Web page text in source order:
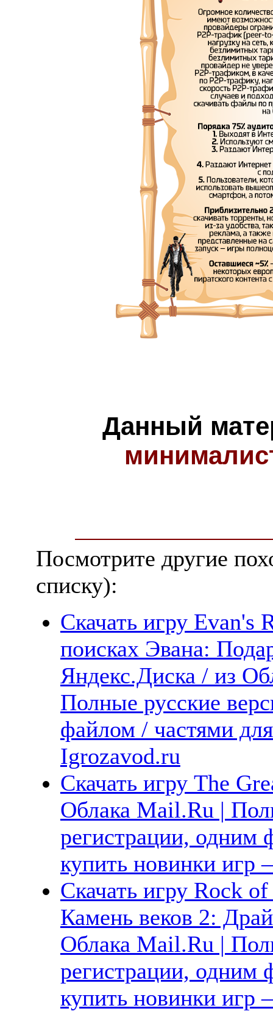
Данный
Посмотрите другие
списку):
Скачать игру
поисках Эвана:
Яндекс.Диска / из
Полные русские
файлом / частями
Igrozavod.ru
Скачать игру The
Облака Mail.Ru |
регистрации, одним
купить новинки
Скачать игру Rock
Камень веков 2:
Облака Mail.Ru |
регистрации, одним
купить новинки